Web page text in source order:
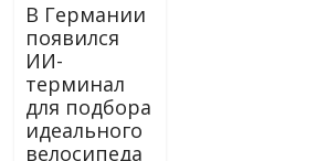
В Германии
появился
ИИ-
терминал
для подбора
идеального
велосипеда